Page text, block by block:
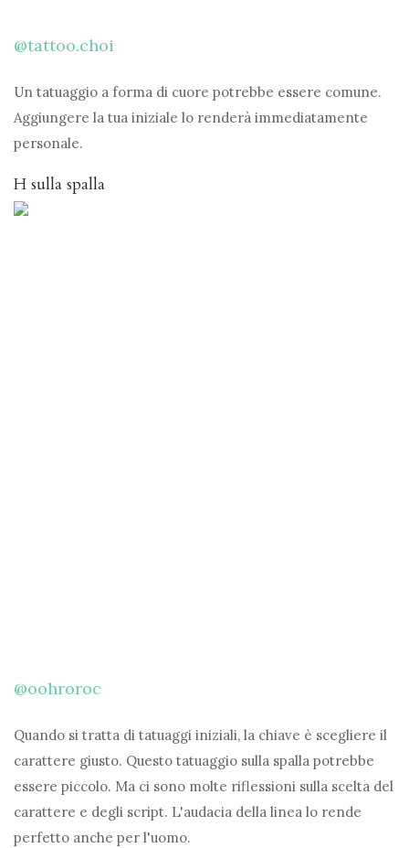
@tattoo.choi
Un tatuaggio a forma di cuore potrebbe essere comune.
Aggiungere la tua iniziale lo renderà immediatamente
personale.
H sulla spalla
@oohroroc
Quando si tratta di tatuaggi iniziali, la chiave è scegliere il
carattere giusto. Questo tatuaggio sulla spalla potrebbe
essere piccolo. Ma ci sono molte riflessioni sulla scelta del
carattere e degli script. L'audacia della linea lo rende
perfetto anche per l'uomo.